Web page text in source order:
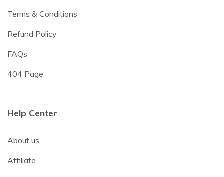
Terms & Conditions
Refund Policy
FAQs
404 Page
Help Center
About us
Affiliate